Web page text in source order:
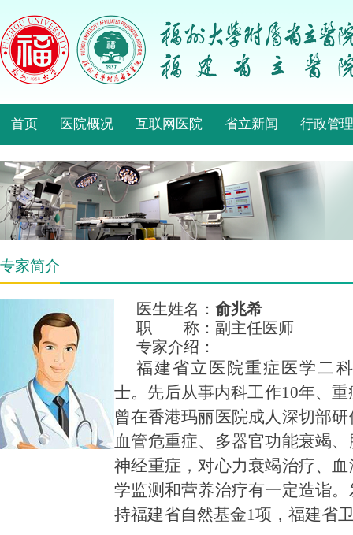
首页 医院概况 互联网医院 省立新闻 行政管理
专家简介
医生姓名： 俞兆希
职 称：副主任医师
专家介绍：
福建省立医院重症医学二
士。先后从事内科工作10年、
曾在香港玛丽医院成人深切部
血管危重症、多器官功能衰竭
神经重症，对心力衰竭治疗、
学监测和营养治疗有一定造诣
持福建省自然基金1项，福建省